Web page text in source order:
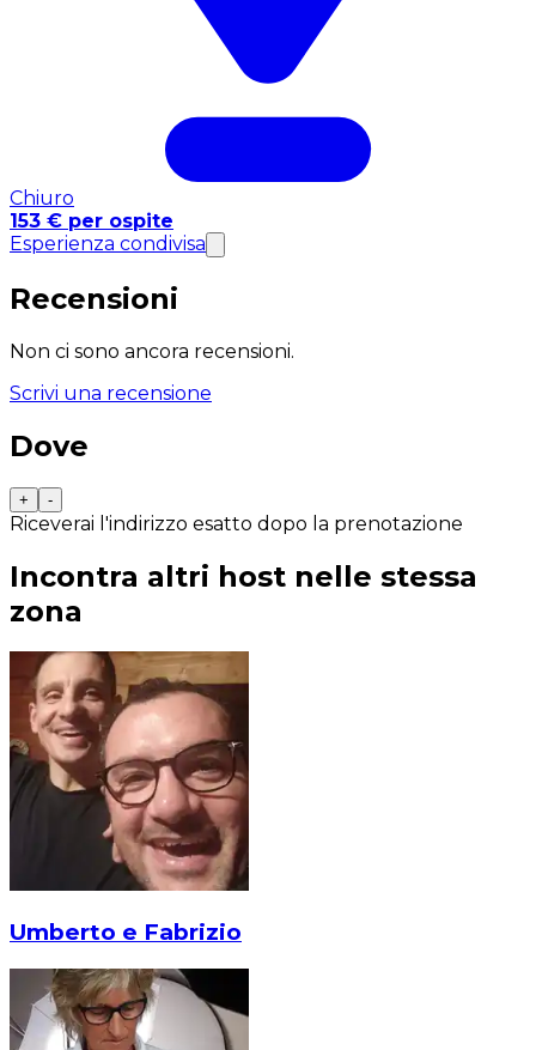
Chiuro
153 € per ospite
Esperienza condivisa
Recensioni
Non ci sono ancora recensioni.
Scrivi una recensione
Dove
+ -
Riceverai l'indirizzo esatto dopo la prenotazione
Incontra altri host nelle stessa
zona
Umberto e Fabrizio